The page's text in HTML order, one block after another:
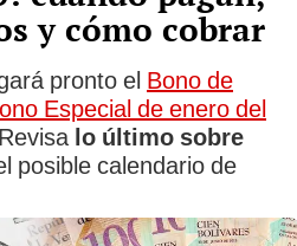
y cómo cobrar
pronto el Bono de
Especial de enero del
lo último sobre
posible calendario de